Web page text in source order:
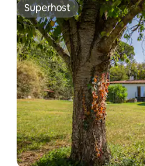
Superhost
Superhost